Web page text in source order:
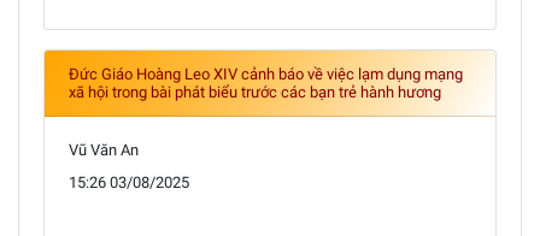
Đức Giáo Hoàng Leo XIV cảnh báo về việc lạm dụng mạng
xã hội trong bài phát biểu trước các bạn trẻ hành hương
Vũ Văn An
15:26 03/08/2025